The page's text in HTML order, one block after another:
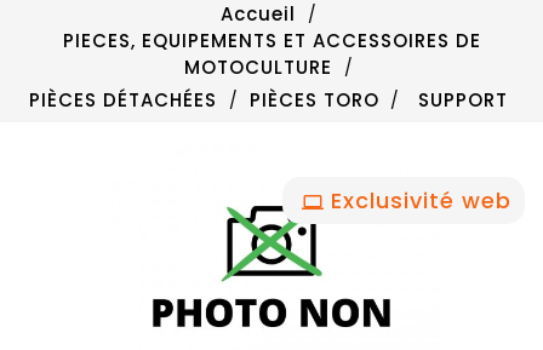
Accueil
PIECES, EQUIPEMENTS ET ACCESSOIRES DE
MOTOCULTURE
PIÈCES DÉTACHÉES
PIÈCES TORO SUPPORT
Exclusivité web